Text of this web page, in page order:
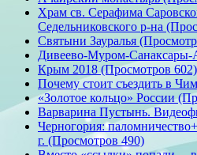
Храм св. Серафима
Седельниковского р-на
Святыни Зауралья
Дивеево-Муром-Санаксары-
Крым 2018 (Просмотров 602)
Почему стоит съездить в
«Золотое кольцо» России
Варварина Пустынь.
Черногория:
г. (Просмотров 490)